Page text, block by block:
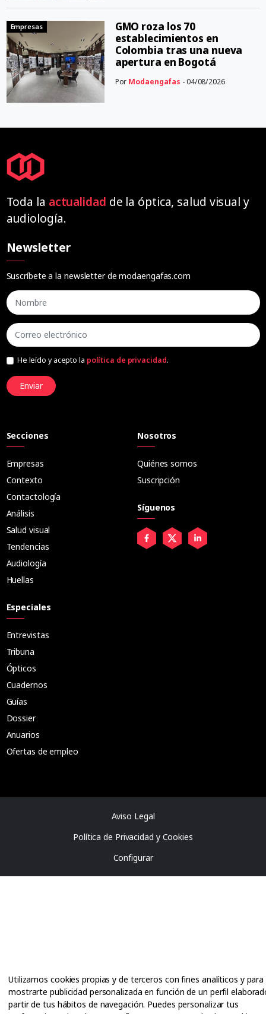
Empresas
GMO roza los 70
establecimientos en
Colombia tras una nueva
apertura en Bogotá
Por Modaengafas - 04/08/2026
Toda la actualidad de la óptica, salud visual y
audiología.
Newsletter
Suscríbete a la newsletter de modaengafas.com
He leído y acepto la política de privacidad.
Enviar
Secciones
Empresas
Contexto
Contactología
Análisis
Salud visual
Tendencias
Audiología
Huellas
Especiales
Entrevistas
Tribuna
Ópticos
Cuadernos
Guías
Dossier
Anuarios
Ofertas de empleo
Nosotros
Quiénes somos
Suscripción
Síguenos
Utilizamos cookies propias y de terceros con fines analíticos y para
mostrarte publicidad personalizada en función de un perfil
partir de tus hábitos de navegación. Puedes personalizar tus
Aviso Legal
Política de Privacidad y Cookies
Configurar